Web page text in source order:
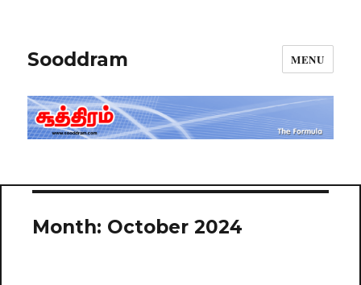
Sooddram MENU
Month: October 2024